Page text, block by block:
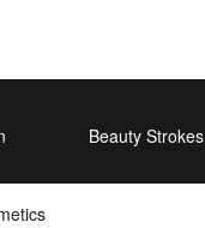
Beauty Strokes